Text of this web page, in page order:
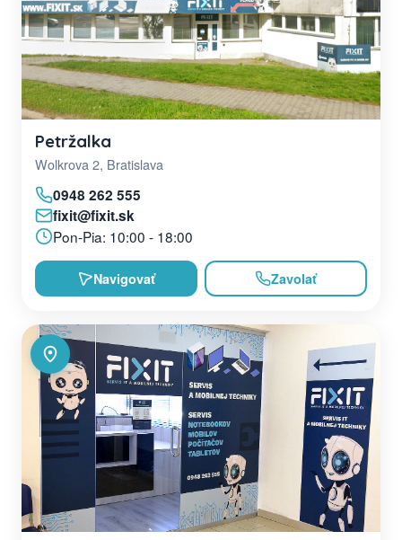
Petržalka
Wolkrova 2, Bratislava
0948 262 555
fixit@fixit.sk
Pon-Pia: 10:00 - 18:00
Navigovať Zavolať